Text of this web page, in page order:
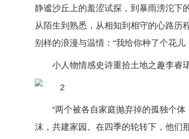
静谧沙丘上的羞涩试探，到暴雨滂沱下
从陌生到熟悉，从相知到相守的心路历
别样的浪漫与温情：“我给你种了个花
小人物情感史诗重拾土地之趣李睿
“两个被各自家庭抛弃掉的孤独个
沫，共建家园。在四季的轮转下，他们